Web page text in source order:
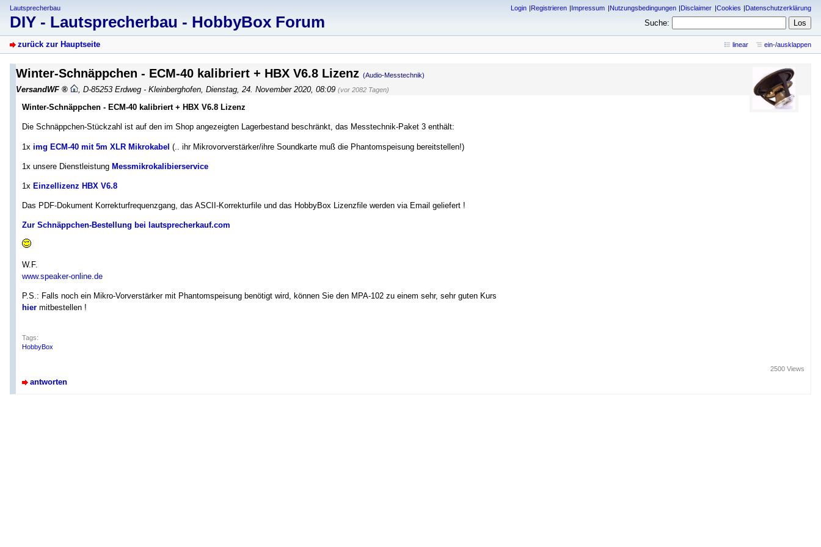
Lautsprecherbau
DIY - Lautsprecherbau - HobbyBox Forum
Login Registrieren Impressum Nutzungsbedingungen Disclaimer Cookies Datenschutzerklärung
Suche:
zurück zur Hauptseite linear ein-/ausklappen
Winter-Schnäppchen - ECM-40 kalibriert + HBX V6.8 Lizenz (Audio-Messtechnik)
VersandWF , D-85253 Erdweg - Kleinberghofen, Dienstag, 24. November 2020, 08:09 (vor 2082 Tagen)
Winter-Schnäppchen - ECM-40 kalibriert + HBX V6.8 Lizenz
Die Schnäppchen-Stückzahl ist auf den im Shop angezeigten Lagerbestand beschränkt, das Messtechnik-Paket 3 enthält:
1x img ECM-40 mit 5m XLR Mikrokabel (.. ihr Mikrovorverstärker/ihre Soundkarte muß die Phantomspeisung bereitstellen!)
1x unsere Dienstleistung Messmikrokalibierservice
1x Einzellizenz HBX V6.8
Das PDF-Dokument Korrekturfrequenzgang, das ASCII-Korrekturfile und das HobbyBox Lizenzfile werden via Email geliefert !
Zur Schnäppchen-Bestellung bei lautsprecherkauf.com
W.F.
www.speaker-online.de
P.S.: Falls noch ein Mikro-Vorverstärker mit Phantomspeisung benötigt wird, können Sie den MPA-102 zu einem sehr, sehr guten Kurs
hier mitbestellen !
Tags:
HobbyBox
antworten
2500 Views